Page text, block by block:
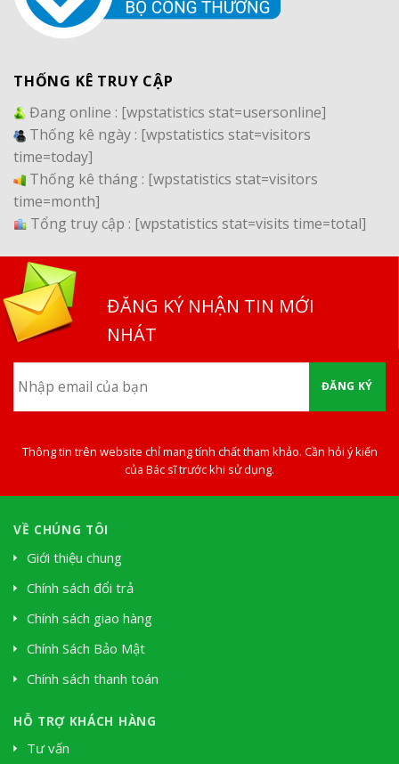
THỐNG KÊ TRUY CẬP
Đang online : [wpstatistics stat=usersonline]
Thống kê ngày : [wpstatistics stat=visitors
time=today]
Thống kê tháng : [wpstatistics stat=visitors
time=month]
Tổng truy cập : [wpstatistics stat=visits time=total]
ĐĂNG KÝ NHẬN TIN MỚI
NHÁT
ĐĂNG KÝ
Thông tin trên website chỉ mang tính chất tham khảo. Cần hỏi ý kiến
của Bác sĩ trước khi sử dụng.
VỀ CHÚNG TÔI
Giới thiệu chung
Chính sách đổi trả
Chính sách giao hàng
Chính Sách Bảo Mật
Chính sách thanh toán
HỖ TRỢ KHÁCH HÀNG
Tư vấn